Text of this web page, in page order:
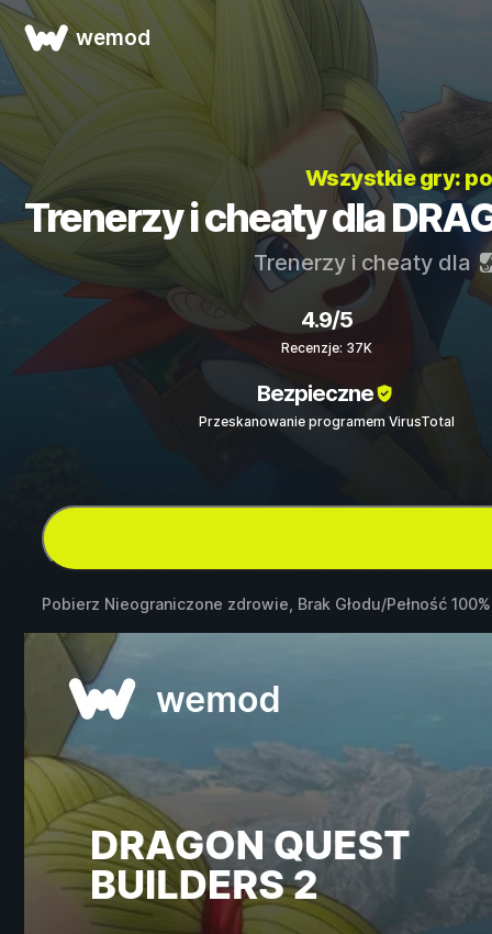
wemod
Wszystkie gry:
Trenerzy i cheaty dla
Trenerzy i cheaty dla
4.9/5
Recenzje: 37K
Bezpieczne
Przeskanowanie programem VirusTotal
Pobierz Nieograniczone zdrowie, Brak Głodu/Pełność